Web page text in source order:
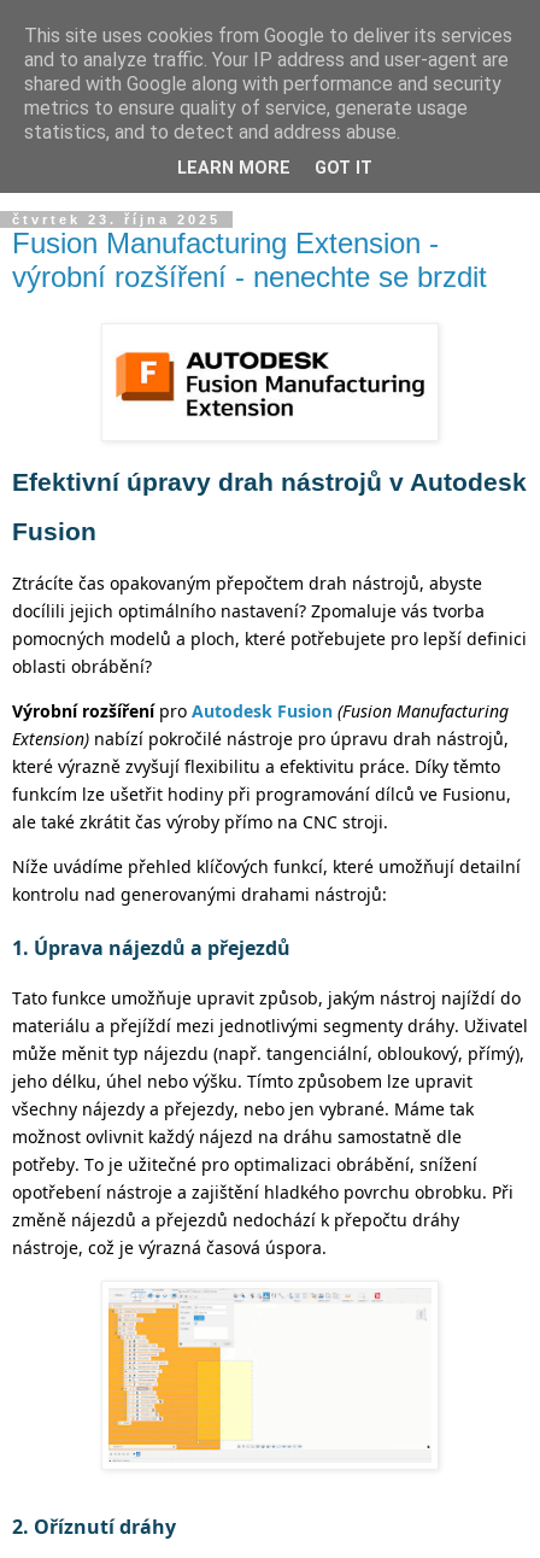
čtvrtek 23. října 2025
Fusion Manufacturing Extension -
výrobní rozšíření - nenechte se brzdit
Efektivní úpravy drah nástrojů v Autodesk
Fusion
Ztrácíte čas opakovaným přepočtem drah nástrojů, abyste
docílili jejich optimálního nastavení? Zpomaluje vás tvorba
pomocných modelů a ploch, které potřebujete pro lepší definici
oblasti obrábění?
Výrobní rozšířenípro Autodesk Fusion (Fusion Manufacturing
Extension) nabízí pokročilé nástroje pro úpravu drah nástrojů,
které výrazně zvyšují flexibilitu a efektivitu práce. Díky těmto
funkcím lze ušetřit hodiny při programování dílců ve Fusionu,
ale také zkrátit čas výroby přímo na CNC stroji.
Níže uvádíme přehled klíčových funkcí, které umožňují detailní
kontrolu nad generovanými drahami nástrojů:
1. Úprava nájezdů a přejezdů
Tato funkce umožňuje upravit způsob, jakým nástroj najíždí do
materiálu a přejíždí mezi jednotlivými segmenty dráhy. Uživatel
může měnit typ nájezdu (např. tangenciální, obloukový, přímý),
jeho délku, úhel nebo výšku. Tímto způsobem lze upravit
všechny nájezdy a přejezdy, nebo jen vybrané. Máme tak
možnost ovlivnit každý nájezd na dráhu samostatně dle
potřeby. To je užitečné pro optimalizaci obrábění, snížení
opotřebení nástroje a zajištění hladkého povrchu obrobku. Při
změně nájezdů a přejezdů nedochází k přepočtu dráhy
nástroje, což je výrazná časová úspora.
2. Oříznutí dráhy
This site uses cookies from Google to deliver its services
and to analyze traffic. Your IP address and user-agent are
shared with Google along with performance and security
metrics to ensure quality of service, generate usage
statistics, and to detect and address abuse.
LEARN MORE GOT IT